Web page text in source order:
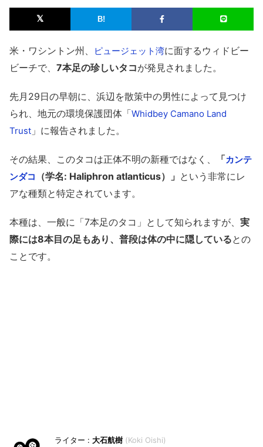
米・ワシントン州、 ピュージェット湾に面するウィドビー
ビーチで、 7本足の珍しいタコが発見されました。
先月29日の早朝に、浜辺を散策中の男性によって見つけ
られ、地元の環境保護団体「Whidbey Camano Land
Trust 」に報告されました。
その結果、このタコは正体不明の新種ではなく、 「カンテ
ンダコ
（学名: Haliphron atlanticus）」 という非常にレ
アな種類と特定されています。
本種は、一般に「7本足のタコ」として知られますが、 実
際には8本目の足もあり、普段は体の中に隠しているとの
ことです。
大石航樹 Koki Oishi